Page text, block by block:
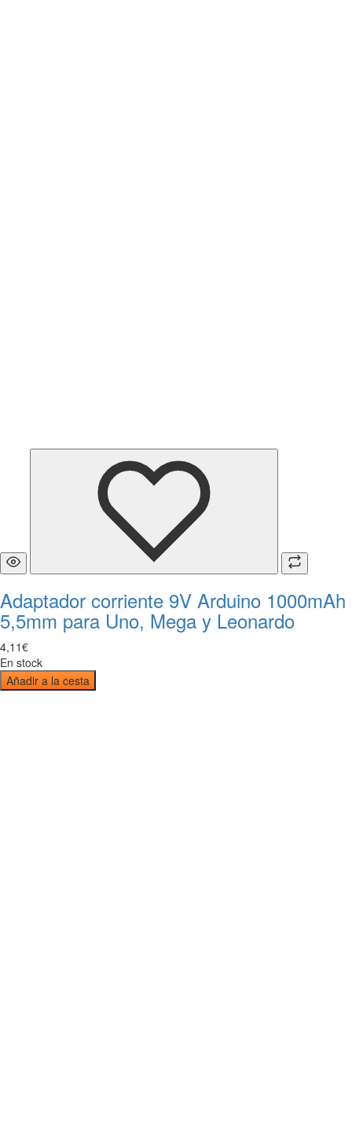
Adaptador corriente 9V Arduino 1000mAh
5,5mm para Uno, Mega y Leonardo
4,11€
En stock
Añadir a la cesta